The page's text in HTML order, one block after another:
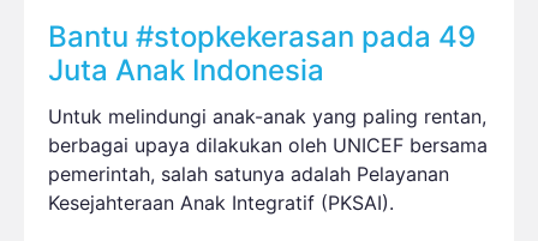
Bantu #stopkekerasan pada 49
Juta Anak Indonesia
Untuk melindungi anak-anak yang paling rentan,
berbagai upaya dilakukan oleh UNICEF bersama
pemerintah, salah satunya adalah Pelayanan
Kesejahteraan Anak Integratif (PKSAI).